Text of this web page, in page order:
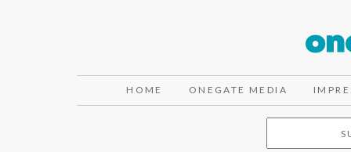
HOME ONEGATE MEDIA